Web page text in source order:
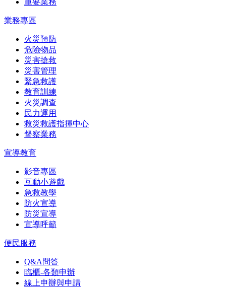
重要業務
業務專區
火災預防
危險物品
災害搶救
災害管理
緊急救護
教育訓練
火災調查
民力運用
救災救護指揮中心
督察業務
宣導教育
影音專區
互動小遊戲
急救教學
防火宣導
防災宣導
宣導呼籲
便民服務
Q&A問答
臨櫃-各類申辦
線上申辦與申請